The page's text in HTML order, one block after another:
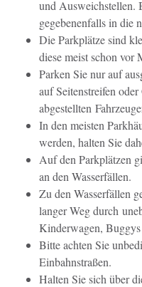
und Ausweichstellen.
gegebenenfalls in die
Die Parkplätze sind
diese meist schon vor
Parken Sie nur auf
auf Seitenstreifen
abgestellten
In den meisten
werden, halten Sie
Auf den Parkplätzen
an den Wasserfällen.
Zu den Wasserfällen
langer Weg durch
Kinderwagen,
Bitte achten Sie
Einbahnstraßen.
Halten Sie sich über